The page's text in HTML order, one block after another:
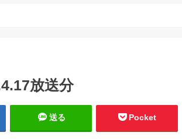
放送分
送る Pocket